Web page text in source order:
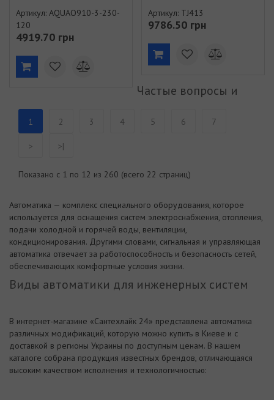
Артикул: AQUAO910-3-230-
120
4919.70 грн
90*С, 6 Nm (TJ413)
Артикул: TJ413
9786.50 грн
1 2 3 4 5 6 7
> >|
Показано с 1 по 12 из 260 (всего 22 страниц)
Автоматика — комплекс специального оборудования, которое
используется для оснащения систем электроснабжения, отопления,
подачи холодной и горячей воды, вентиляции,
кондиционирования. Другими словами, сигнальная и управляющая
автоматика отвечает за работоспособность и безопасность сетей,
обеспечивающих комфортные условия жизни.
Виды автоматики для инженерных систем
В интернет-магазине «Сантехлайк 24» представлена автоматика
различных модификаций, которую можно купить в Киеве и с
доставкой в регионы Украины по доступным ценам. В нашем
каталоге собрана продукция известных брендов, отличающаяся
высоким качеством исполнения и технологичностью:
Частые вопросы и